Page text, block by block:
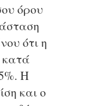
όρου
ότι η
κατά
Η
και ο